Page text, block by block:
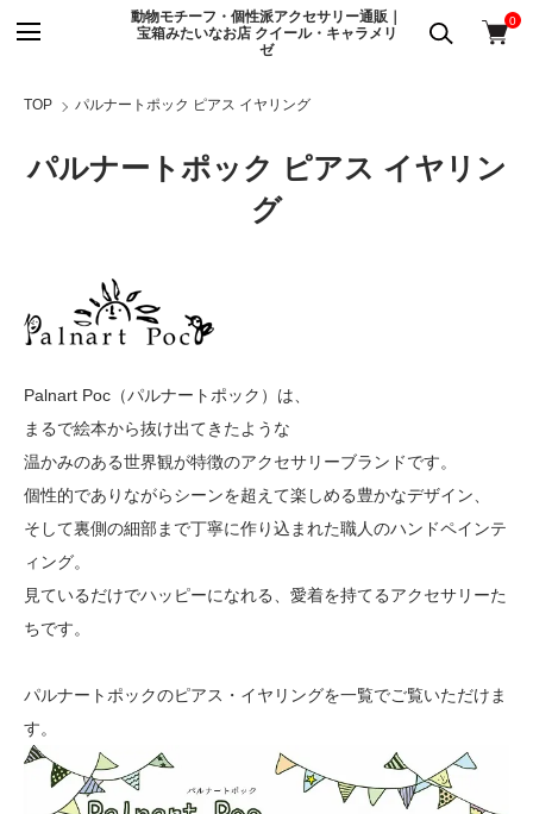
動物モチーフ・個性派アクセサリー通販｜
宝箱みたいなお店 クイール・キャラメリ
ゼ
0
TOP パルナートポック ピアス イヤリング
パルナートポック ピアス イヤリン
グ
Palnart Poc（パルナートポック）は、
まるで絵本から抜け出てきたような
温かみのある世界観が特徴のアクセサリーブランドです。
個性的でありながらシーンを超えて楽しめる豊かなデザイン、
そして裏側の細部まで丁寧に作り込まれた職人のハンドペインテ
ィング。
見ているだけでハッピーになれる、愛着を持てるアクセサリーた
ちです。
パルナートポックのピアス・イヤリングを一覧でご覧いただけま
す。